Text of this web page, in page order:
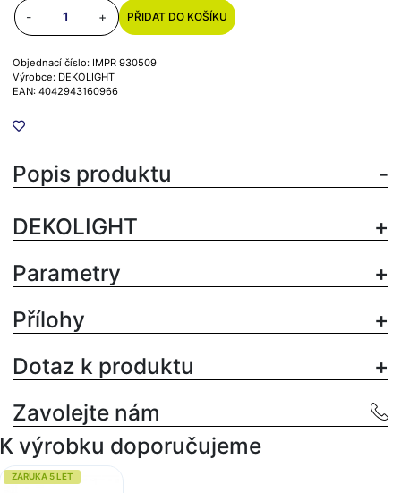
- + PŘIDAT DO KOŠÍKU
Objednací číslo: IMPR 930509
Výrobce: DEKOLIGHT
EAN: 4042943160966
Popis produktu
DEKOLIGHT
Parametry
Přílohy
Dotaz k produktu
Zavolejte nám
K výrobku doporučujeme
ZÁRUKA 5 LET